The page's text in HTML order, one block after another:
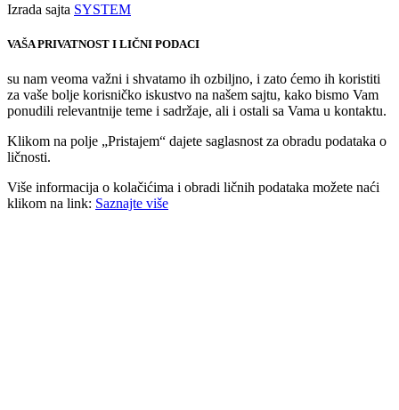
Izrada sajta SYSTEM
VAŠA PRIVATNOST I LIČNI PODACI
su nam veoma važni i shvatamo ih ozbiljno, i zato ćemo ih koristiti
za vaše bolje korisničko iskustvo na našem sajtu, kako bismo Vam
ponudili relevantnije teme i sadržaje, ali i ostali sa Vama u kontaktu.
Klikom na polje „Pristajem“ dajete saglasnost za obradu podataka o
ličnosti.
Više informacija o kolačićima i obradi ličnih podataka možete naći
klikom na link: Saznajte više